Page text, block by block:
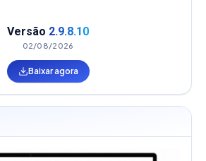
Versão 2.9.8.10
02/08/2026
Baixar agora